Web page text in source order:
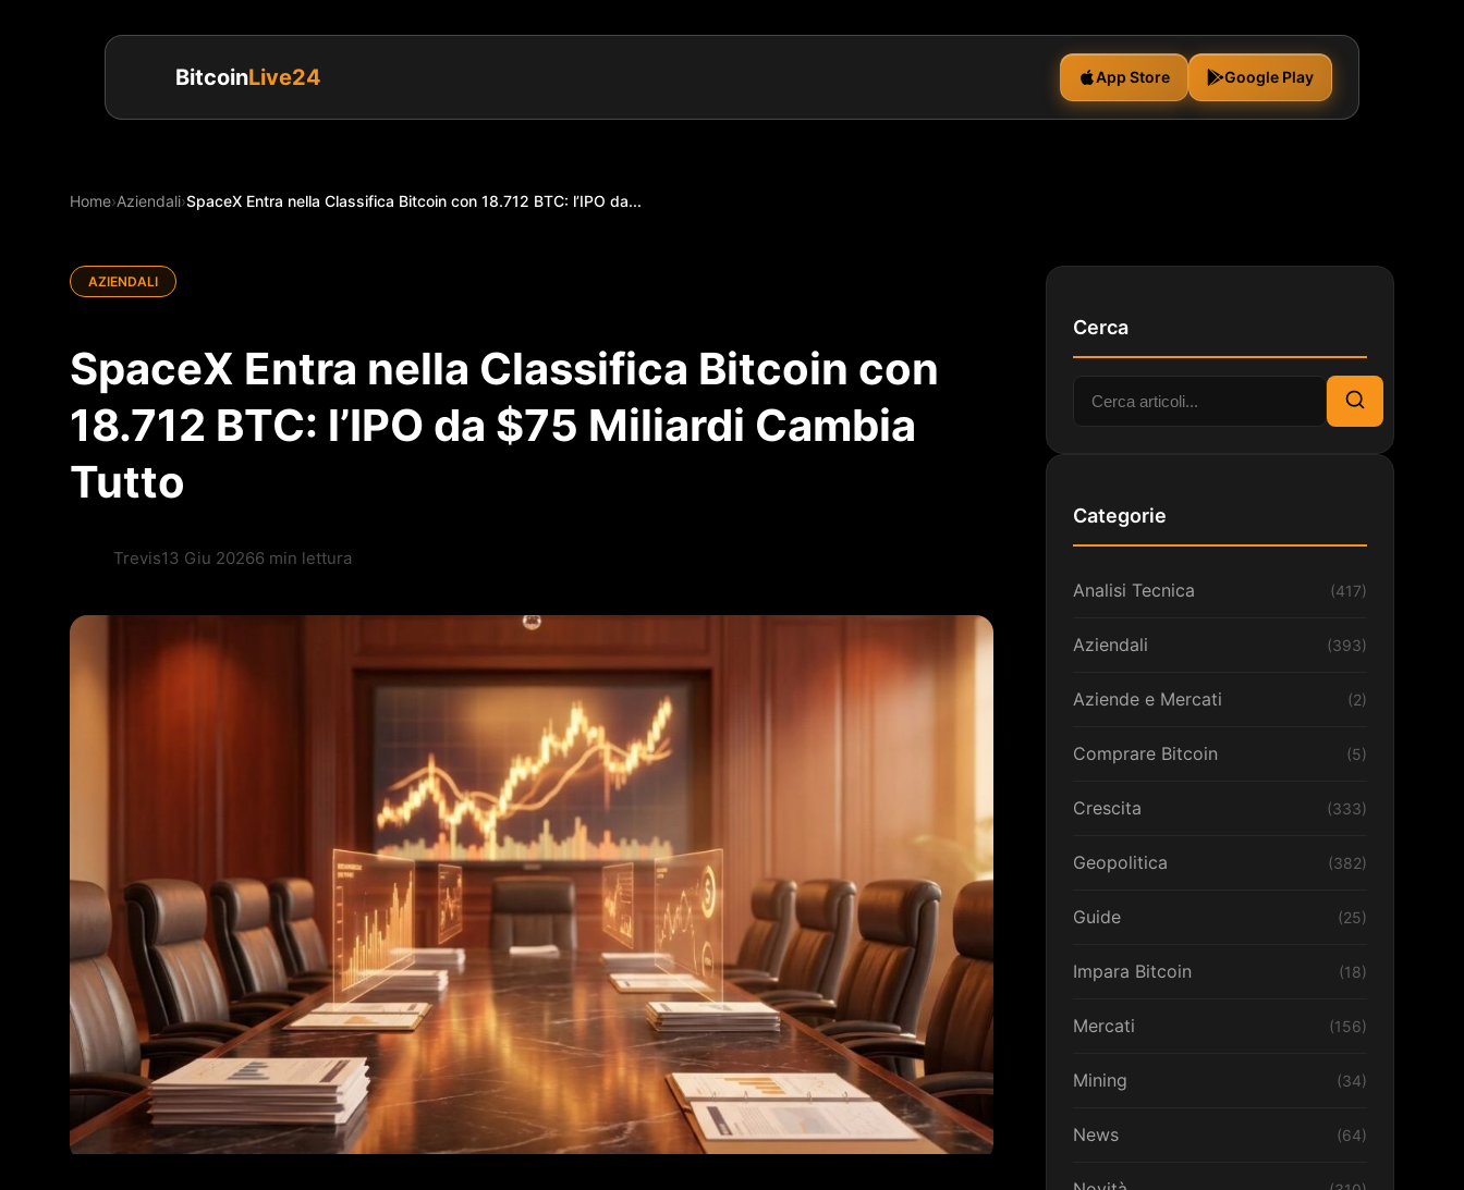
BitcoinLive24 App Store Google Play
Home›Aziendali›SpaceX Entra nella Classifica Bitcoin con 18.712 BTC: l’IPO da...
AZIENDALI
SpaceX Entra nella Classifica Bitcoin con
18.712 BTC: l’IPO da $75 Miliardi Cambia
Tutto
Trevis13 Giu 20266 min lettura
Cerca
Cerca:
Cerca
Categorie
Analisi Tecnica (417)
Aziendali (393)
Aziende e Mercati (2)
Comprare Bitcoin (5)
Crescita (333)
Geopolitica (382)
Guide (25)
Impara Bitcoin (18)
Mercati (156)
Mining (34)
News (64)